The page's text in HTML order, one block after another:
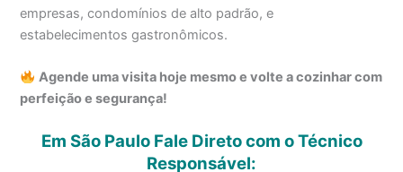
empresas, condomínios de alto padrão, e
estabelecimentos gastronômicos.
Agende uma visita hoje mesmo e volte a cozinhar com
perfeição e segurança!
Em São Paulo Fale Direto com o Técnico
Responsável: